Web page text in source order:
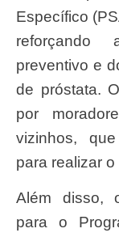
Específico
reforçando
preventivo e
de próstata.
por
vizinhos,
para realizar
Além disso, o laboratório coletou amostras
para o